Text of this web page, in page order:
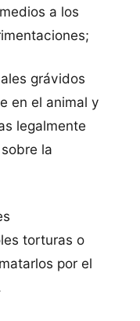
a los
grávidos
en el animal y
legalmente
la
torturas o
por el